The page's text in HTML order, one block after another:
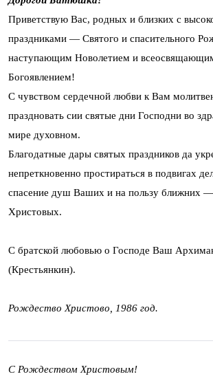
Приветствую Вас, родных и близких с
праздниками — Святого и спасительного
наступающим Новолетием и
Богоявлением!
С чувством сердечной любви к Вам
праздновать сии святые дни Господни во
мире духовном.
Благодатные дары святых праздников да
непреткновенно простираться в подвигах
спасение душ Ваших и на пользу ближних
Христовых.
С братской любовью о Господе Ваш
(Крестьянкин).
Рождество Христово, 1986 год.
С Рождеством Христовым!